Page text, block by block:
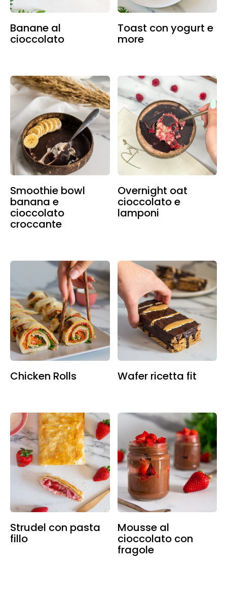
Banane al
cioccolato
Toast con yogurt e
more
Smoothie bowl
banana e
cioccolato
croccante
Overnight oat
cioccolato e
lamponi
Chicken Rolls Wafer ricetta fit
Strudel con pasta
fillo
Mousse al
cioccolato con
fragole